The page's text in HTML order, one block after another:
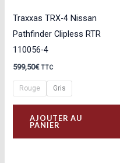
Traxxas TRX-4 Nissan
Pathfinder Clipless RTR
110056-4
599,50€ TTC
Rouge Gris
AJOUTER AU
PANIER